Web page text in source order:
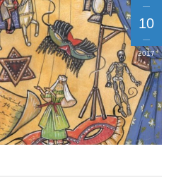
10
2017